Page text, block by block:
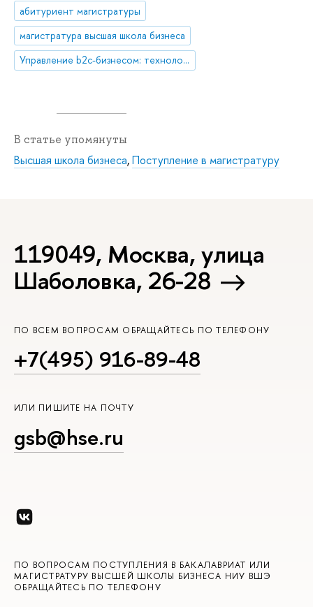
абитуриент магистратуры
магистратура высшая школа бизнеса
Управление b2c-бизнесом: технологии и инновации
В статье упомянуты
Высшая школа бизнеса,Поступление в магистратуру
119049, Москва, улица
Шаболовка, 26-28
ПО ВСЕМ ВОПРОСАМ ОБРАЩАЙТЕСЬ ПО ТЕЛЕФОНУ
+7(495) 916-89-48
ИЛИ ПИШИТЕ НА ПОЧТУ
gsb@hse.ru
ПО ВОПРОСАМ ПОСТУПЛЕНИЯ В БАКАЛАВРИАТ ИЛИ
МАГИСТРАТУРУ ВЫСШЕЙ ШКОЛЫ БИЗНЕСА НИУ ВШЭ
ОБРАЩАЙТЕСЬ ПО ТЕЛЕФОНУ